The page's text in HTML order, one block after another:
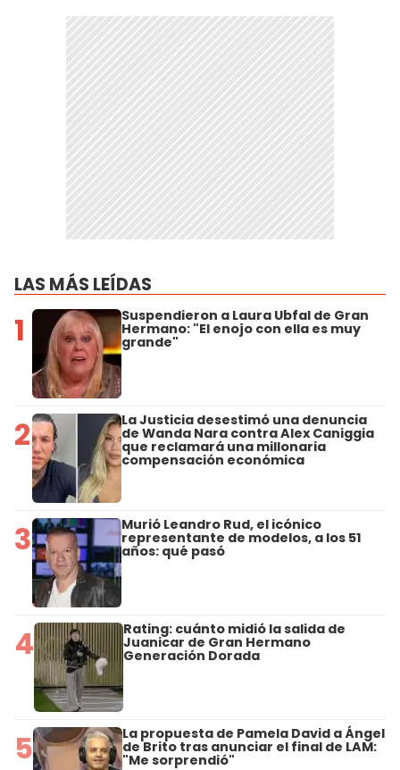
LAS MÁS LEÍDAS
1 Suspendieron a Laura Ubfal de Gran
Hermano: "El enojo con ella es muy
grande"
2 La Justicia desestimó una denuncia
de Wanda Nara contra Alex Caniggia
que reclamará una millonaria
compensación económica
3 Murió Leandro Rud, el icónico
representante de modelos, a los 51
años: qué pasó
4 Rating: cuánto midió la salida de
Juanicar de Gran Hermano
Generación Dorada
5 La propuesta de Pamela David a Ángel
de Brito tras anunciar el final de LAM:
"Me sorprendió"